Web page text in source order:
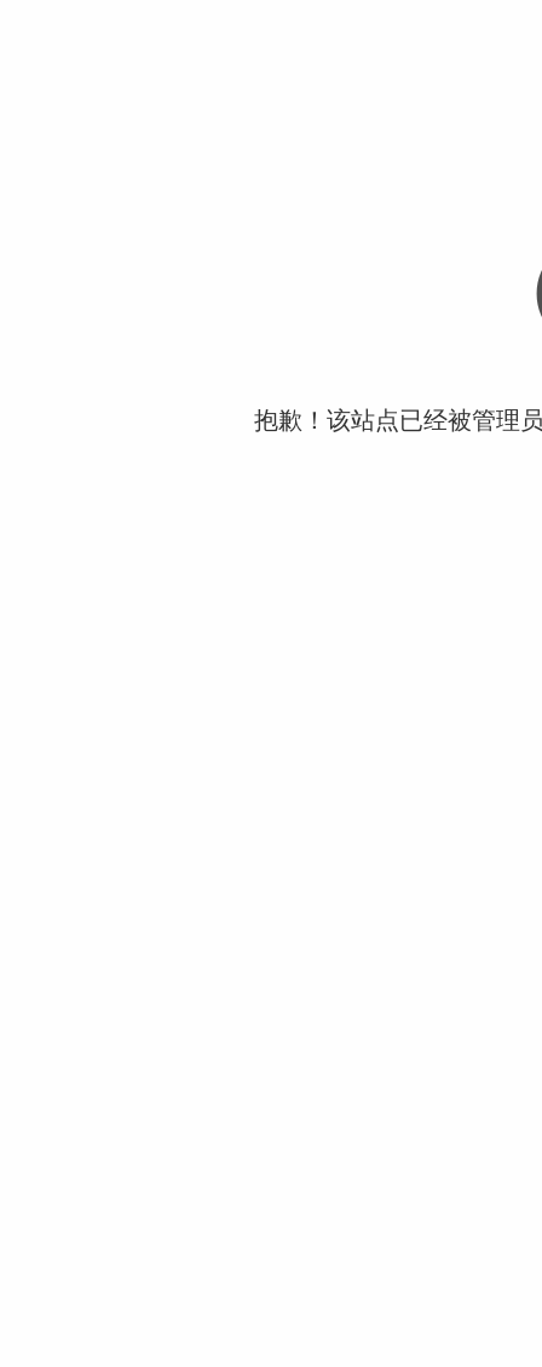
抱歉！该站点已经被管理